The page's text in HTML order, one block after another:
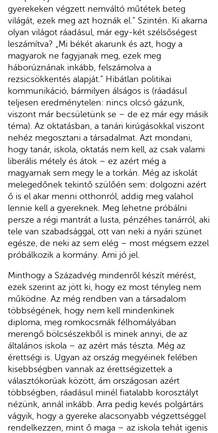
gyerekeken végzett nemváltó műtétek beteg
világát, ezek meg azt hoznák el.” Szintén. Ki akarna
olyan világot ráadásul, már egy-két szélsőségest
leszámítva? „Mi békét akarunk és azt, hogy a
magyarok ne fagyjanak meg, ezek meg
háborúznának inkább, felszámolva a
rezsicsökkentés alapját.” Hibátlan politikai
kommunikáció, bármilyen álságos is (ráadásul
teljesen eredménytelen: nincs olcsó gázunk,
viszont már becsületünk se – de ez már egy másik
téma). Az oktatásban, a tanári kirúgásokkal viszont
nehéz megosztani a társadalmat. Azt mondani,
hogy tanár, iskola, oktatás nem kell, az csak valami
liberális métely és átok – ez azért még a
magyarnak sem megy le a torkán. Még az iskolát
melegedőnek tekintő szülőén sem: dolgozni azért
ő is el akar menni otthonról, addig meg valahol
lennie kell a gyereknek. Meg lehetne próbálni
persze a régi mantrát a lusta, pénzéhes tanárról, aki
tele van szabadsággal, ott van neki a nyári szünet
egésze, de neki az sem elég – most mégsem ezzel
próbálkozik a kormány. Ami jó jel.
Minthogy a Századvég mindenről készít mérést,
ezek szerint az jött ki, hogy ez most tényleg nem
működne. Az még rendben van a társadalom
többségének, hogy nem kell mindenkinek
diploma, meg romkocsmák félhomályában
merengő bölcsészekből is minek annyi, de az
általános iskola – az azért más tészta. Még az
érettségi is. Ugyan az ország megyéinek felében
kisebbségben vannak az érettségizettek a
választókorúak között, ám országosan azért
többségben, ráadásul minél fiatalabb korosztályt
nézünk, annál inkább. Arra pedig kevés polgártárs
vágyik, hogy a gyereke alacsonyabb végzettséggel
rendelkezzen, mint ő maga – az iskola tehát igenis